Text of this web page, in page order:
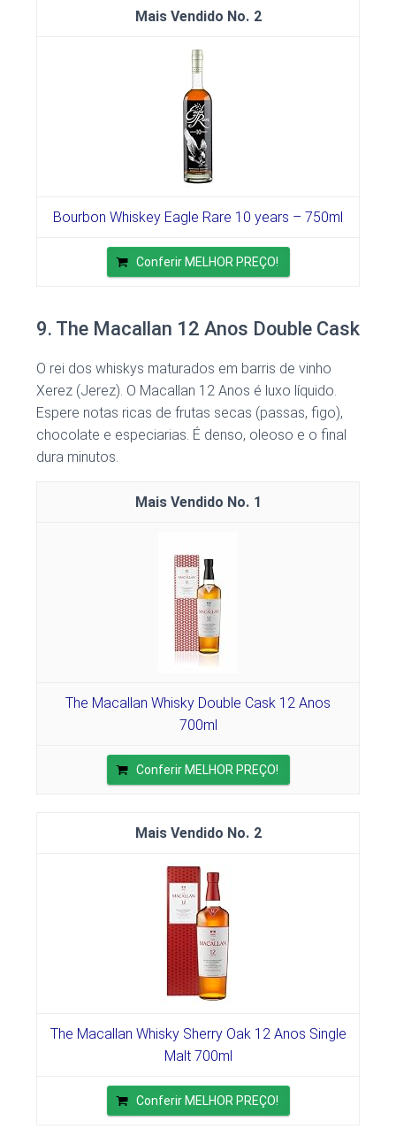
2
Bourbon Whiskey Eagle Rare 10 years – 750ml
Conferir MELHOR PREÇO!
9. The Macallan 12 Anos Double Cask
O rei dos whiskys maturados em barris de vinho
Xerez (Jerez). O Macallan 12 Anos é luxo líquido.
Espere notas ricas de frutas secas (passas, figo),
chocolate e especiarias. É denso, oleoso e o final
dura minutos.
1
The Macallan Whisky Double Cask 12 Anos
700ml
Conferir MELHOR PREÇO!
2
The Macallan Whisky Sherry Oak 12 Anos Single
Malt 700ml
Conferir MELHOR PREÇO!